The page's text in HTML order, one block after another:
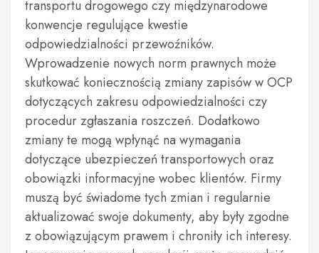
transportu drogowego czy międzynarodowe
konwencje regulujące kwestie
odpowiedzialności przewoźników.
Wprowadzenie nowych norm prawnych może
skutkować koniecznością zmiany zapisów w OCP
dotyczących zakresu odpowiedzialności czy
procedur zgłaszania roszczeń. Dodatkowo
zmiany te mogą wpłynąć na wymagania
dotyczące ubezpieczeń transportowych oraz
obowiązki informacyjne wobec klientów. Firmy
muszą być świadome tych zmian i regularnie
aktualizować swoje dokumenty, aby były zgodne
z obowiązującym prawem i chroniły ich interesy.